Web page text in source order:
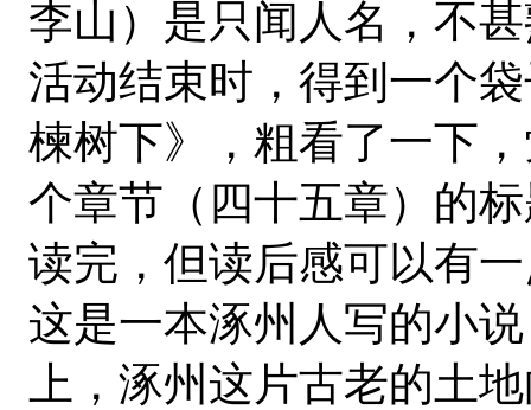
李山）是只闻人名，不
活动结束时，得到一个
楝树下》，粗看了一下
个章节（四十五章）的
读完，但读后感可以有
这是一本涿州人写的小
上，涿州这片古老的土